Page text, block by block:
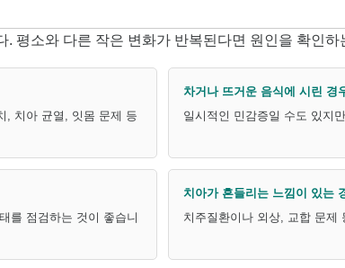
평소와 다른 작은 변화가 반복된다면 원인을 확인하
, 치아 균열, 잇몸 문제 등
차거나 뜨거운 음식에 시린 경
일시적인 민감증일 수도 있지
를 점검하는 것이 좋습니
치아가 흔들리는 느낌이 있는
치주질환이나 외상, 교합 문제